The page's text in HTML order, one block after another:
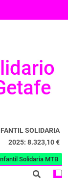
SOLIDARIA
2025: 8.323,10 €
Solidaria MTB